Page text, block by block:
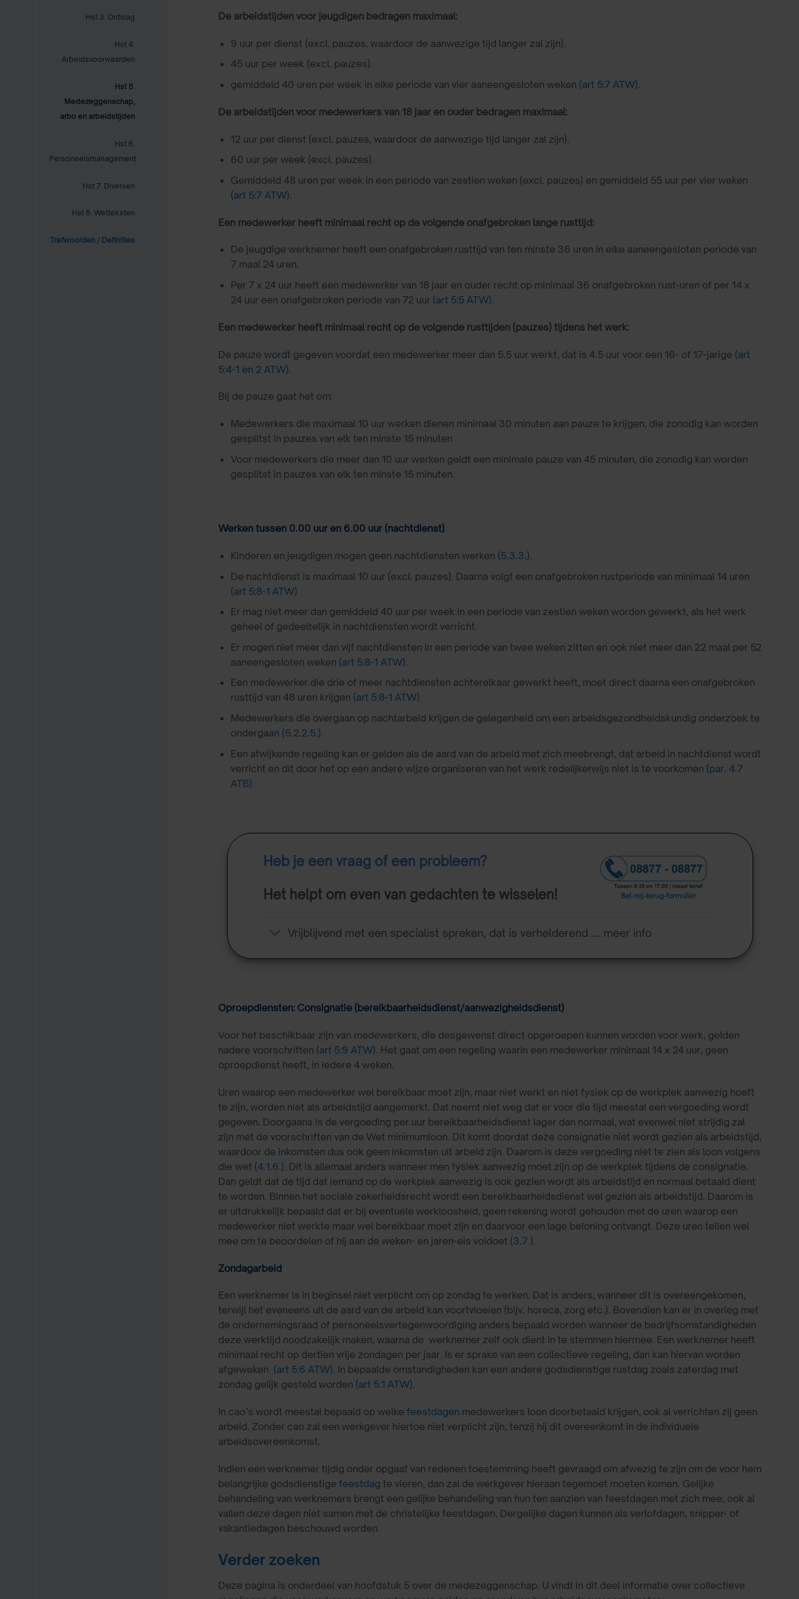
Hst 3. Ontslag
Hst 4.
Arbeidsvoorwaarden
Hst 5.
Medezeggenschap,
arbo en arbeidstijden
Hst 6.
Personeelsmanagement
Hst 7. Diversen
Hst 8. Wetteksten
Trefwoorden / Definities
De arbeidstijden voor jeugdigen bedragen maximaal:
9 uur per dienst (excl. pauzes, waardoor de aanwezige tijd langer zal zijn).
45 uur per week (excl. pauzes).
gemiddeld 40 uren per week in elke periode van vier aaneengesloten weken (art 5:7 ATW).
De arbeidstijden voor medewerkers van 18 jaar en ouder bedragen maximaal:
12 uur per dienst (excl. pauzes, waardoor de aanwezige tijd langer zal zijn).
60 uur per week (excl. pauzes).
Gemiddeld 48 uren per week in een periode van zestien weken (excl. pauzes) en gemiddeld 55 uur per vier weken
(art 5:7 ATW).
Een medewerker heeft minimaal recht op de volgende onafgebroken lange rusttijd:
De jeugdige werknemer heeft een onafgebroken rusttijd van ten minste 36 uren in elke aaneengesloten periode van
7 maal 24 uren.
Per 7 x 24 uur heeft een medewerker van 18 jaar en ouder recht op minimaal 36 onafgebroken rust-uren of per 14 x
24 uur een onafgebroken periode van 72 uur (art 5:5 ATW).
Een medewerker heeft minimaal recht op de volgende rusttijden (pauzes) tijdens het werk:
De pauze wordt gegeven voordat een medewerker meer dan 5.5 uur werkt, dat is 4.5 uur voor een 16- of 17-jarige (art
5:4-1 en 2 ATW).
Bij de pauze gaat het om:
Medewerkers die maximaal 10 uur werken dienen minimaal 30 minuten aan pauze te krijgen, die zonodig kan worden
gesplitst in pauzes van elk ten minste 15 minuten
Voor medewerkers die meer dan 10 uur werken geldt een minimale pauze van 45 minuten, die zonodig kan worden
gesplitst in pauzes van elk ten minste 15 minuten.
Werken tussen 0.00 uur en 6.00 uur (nachtdienst)
Kinderen en jeugdigen mogen geen nachtdiensten werken (5.3.3.).
De nachtdienst is maximaal 10 uur (excl. pauzes). Daarna volgt een onafgebroken rustperiode van minimaal 14 uren
(art 5:8-1 ATW)
Er mag niet meer dan gemiddeld 40 uur per week in een periode van zestien weken worden gewerkt, als het werk
geheel of gedeeltelijk in nachtdiensten wordt verricht.
Er mogen niet meer dan vijf nachtdiensten in een periode van twee weken zitten en ook niet meer dan 22 maal per 52
aaneengesloten weken (art 5:8-1 ATW).
Een medewerker die drie of meer nachtdiensten achterelkaar gewerkt heeft, moet direct daarna een onafgebroken
rusttijd van 48 uren krijgen (art 5:8-1 ATW).
Medewerkers die overgaan op nachtarbeid krijgen de gelegenheid om een arbeidsgezondheidskundig onderzoek te
ondergaan (5.2.2.5.).
Een afwijkende regeling kan er gelden als de aard van de arbeid met zich meebrengt, dat arbeid in nachtdienst wordt
verricht en dit door het op een andere wijze organiseren van het werk redelijkerwijs niet is te voorkomen (par. 4.7
ATB).
Heb je een vraag of een probleem?
Het helpt om even van gedachten te wisselen!
Vrijblijvend met een specialist spreken, dat is verhelderend .... meer info
Oproepdiensten: Consignatie (bereikbaarheidsdienst/aanwezigheidsdienst)
Voor het beschikbaar zijn van medewerkers, die desgewenst direct opgeroepen kunnen worden voor werk, gelden
nadere voorschriften (art 5:9 ATW). Het gaat om een regeling waarin een medewerker minimaal 14 x 24 uur, geen
oproepdienst heeft, in iedere 4 weken.
Uren waarop een medewerker wel bereikbaar moet zijn, maar niet werkt en niet fysiek op de werkplek aanwezig hoeft
te zijn, worden niet als arbeidstijd aangemerkt. Dat neemt niet weg dat er voor die tijd meestal een vergoeding wordt
gegeven. Doorgaans is de vergoeding per uur bereikbaarheidsdienst lager dan normaal, wat evenwel niet strijdig zal
zijn met de voorschriften van de Wet minimumloon. Dit komt doordat deze consignatie niet wordt gezien als arbeidstijd,
waardoor de inkomsten dus ook geen inkomsten uit arbeid zijn. Daarom is deze vergoeding niet te zien als loon volgens
die wet (4.1.6.). Dit is allemaal anders wanneer men fysiek aanwezig moet zijn op de werkplek tijdens de consignatie.
Dan geldt dat de tijd dat iemand op de werkplek aanwezig is ook gezien wordt als arbeidstijd en normaal betaald dient
te worden. Binnen het sociale zekerheidsrecht wordt een bereikbaarheidsdienst wel gezien als arbeidstijd. Daarom is
er uitdrukkelijk bepaald dat er bij eventuele werkloosheid, geen rekening wordt gehouden met de uren waarop een
medewerker niet werkte maar wel bereikbaar moet zijn en daarvoor een lage beloning ontvangt. Deze uren tellen wel
mee om te beoordelen of hij aan de weken- en jaren-eis voldoet (3.7.).
Zondagarbeid
Een werknemer is in beginsel niet verplicht om op zondag te werken. Dat is anders, wanneer dit is overeengekomen,
terwijl het eveneens uit de aard van de arbeid kan voortvloeien (bijv. horeca, zorg etc.). Bovendien kan er in overleg met
de ondernemingsraad of personeelsvertegenwoordiging anders bepaald worden wanneer de bedrijfsomstandigheden
deze werktijd noodzakelijk maken, waarna de werknemer zelf ook dient in te stemmen hiermee. Een werknemer heeft
minimaal recht op dertien vrije zondagen per jaar. Is er sprake van een collectieve regeling, dan kan hiervan worden
afgeweken (art 5:6 ATW). In bepaalde omstandigheden kan een andere godsdienstige rustdag zoals zaterdag met
zondag gelijk gesteld worden (art 5:1 ATW).
In cao’s wordt meestal bepaald op welke feestdagen medewerkers loon doorbetaald krijgen, ook al verrichten zij geen
arbeid. Zonder cao zal een werkgever hiertoe niet verplicht zijn, tenzij hij dit overeenkomt in de individuele
arbeidsovereenkomst.
Indien een werknemer tijdig onder opgaaf van redenen toestemming heeft gevraagd om afwezig te zijn om de voor hem
belangrijke godsdienstige feestdag te vieren, dan zal de werkgever hieraan tegemoet moeten komen. Gelijke
behandeling van werknemers brengt een gelijke behandeling van hun ten aanzien van feestdagen met zich mee, ook al
vallen deze dagen niet samen met de christelijke feestdagen. Dergelijke dagen kunnen als verlofdagen, snipper- of
vakantiedagen beschouwd worden.
Verder zoeken
Deze pagina is onderdeel van hoofdstuk 5 over de medezeggenschap. U vindt in dit deel informatie over collectieve